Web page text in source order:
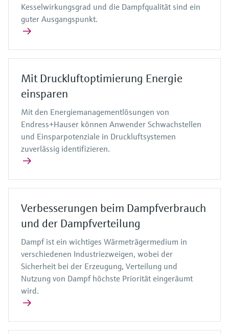
Kesselwirkungsgrad und die Dampfqualität sind ein
guter Ausgangspunkt.
Mit Druckluftoptimierung Energie
einsparen
Mit den Energiemanagementlösungen von
Endress+Hauser können Anwender Schwachstellen
und Einsparpotenziale in Druckluftsystemen
zuverlässig identifizieren.
Verbesserungen beim Dampfverbrauch
und der Dampfverteilung
Dampf ist ein wichtiges Wärmeträgermedium in
verschiedenen Industriezweigen, wobei der
Sicherheit bei der Erzeugung, Verteilung und
Nutzung von Dampf höchste Priorität eingeräumt
wird.